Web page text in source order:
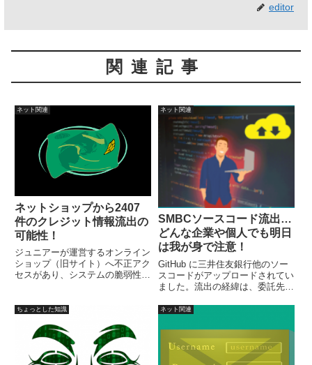
editor
関連記事
ネット関連
ネットショップから2407
件のクレジット情報流出の
可能性！
ジュニアーが運営するオンライン
ショップ（旧サイト）へ不正アク
セスがあり、システムの脆弱性を
ィコードを含むクレジットカード
あるとして発表しています。
ネット関連
SMBCソースコード流出…
どんな企業や個人でも明日
は我が身で注意！
GitHub に三井住友銀行他のソー
スコードがアップロードされてい
ました。流出の経緯は、委託先企
にどの程度の年収になるのかを確
ップして推定年収を算出するサー
ビスを利用したのがキッカケ。
ちょっとした知識 ネット関連